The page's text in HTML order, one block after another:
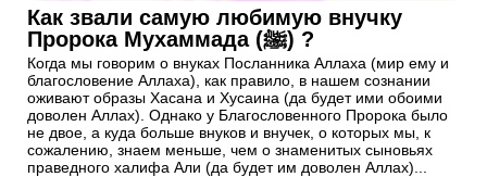
Как звали самую любимую внучку
Пророка Мухаммада (ﷺ) ?
Когда мы говорим о внуках Посланника Аллаха (мир ему и
благословение Аллаха), как правило, в нашем сознании
оживают образы Хасана и Хусаина (да будет ими обоими
доволен Аллах). Однако у Благословенного Пророка было
не двое, а куда больше внуков и внучек, о которых мы, к
сожалению, знаем меньше, чем о знаменитых сыновьях
праведного халифа Али (да будет им доволен Аллах)...